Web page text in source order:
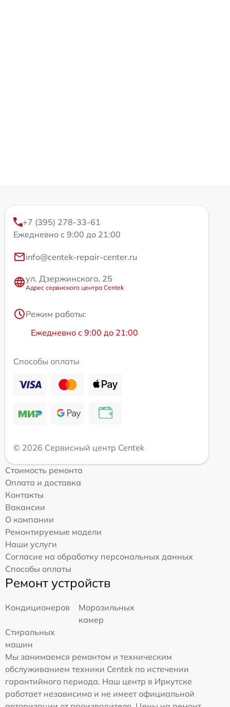
+7 (395) 278-33-61
Ежедневно с 9:00 до 21:00
info@centek-repair-center.ru
ул. Дзержинского, 25
Адрес сервисного центра Centek
Режим работы:
Ежедневно с 9:00 до 21:00
Способы оплаты
© 2026 Сервисный центр Centek
Стоимость ремонта
Оплата и доставка
Контакты
Вакансии
О компании
Ремонтируемые модели
Наши услуги
Согласие на обработку персональных данных
Способы оплаты
Ремонт устройств
Кондиционеров
Морозильных
камер
Стиральных
машин
Мы занимаемся ремонтом и техническим
обслуживанием техники Centek по истечении
гарантийного периода. Наш центр в Иркутске
работает независимо и не имеет официальной